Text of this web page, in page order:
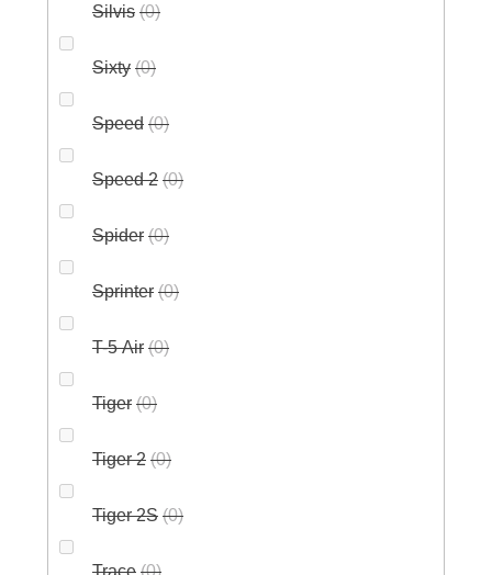
Silvis 0
Sixty 0
Speed 0
Speed 2 0
Spider 0
Sprinter 0
T-5 Air 0
Tiger 0
Tiger 2 0
Tiger 2S 0
Trace 0